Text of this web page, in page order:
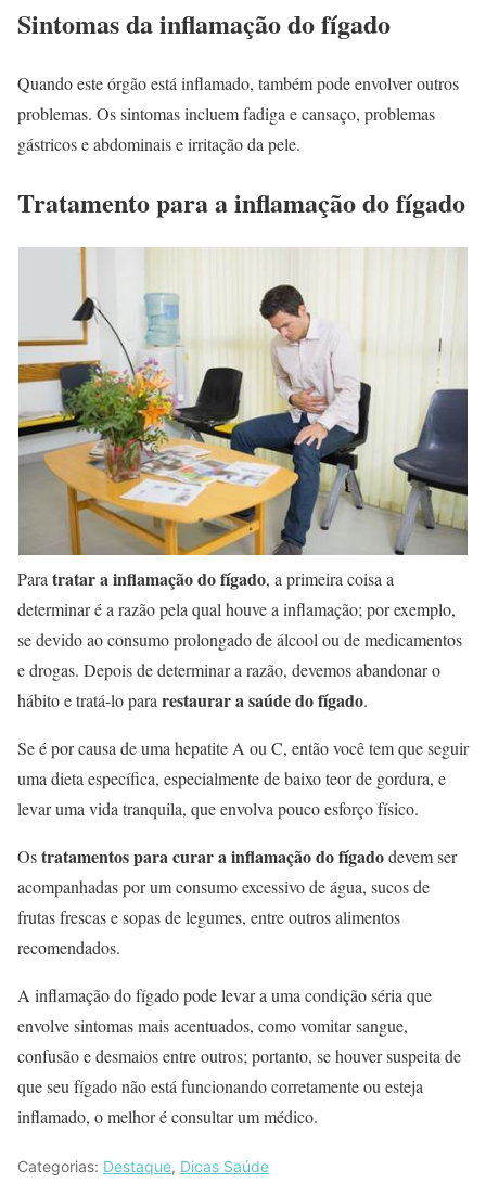
Sintomas da inflamação do fígado
Quando este órgão está inflamado, também pode envolver outros
problemas. Os sintomas incluem fadiga e cansaço, problemas
gástricos e abdominais e irritação da pele.
Tratamento para a inflamação do fígado
Para tratar a inflamação do fígado, a primeira coisa a
determinar é a razão pela qual houve a inflamação; por exemplo,
se devido ao consumo prolongado de álcool ou de medicamentos
e drogas. Depois de determinar a razão, devemos abandonar o
hábito e tratá-lo para restaurar a saúde do fígado.
Se é por causa de uma hepatite A ou C, então você tem que seguir
uma dieta específica, especialmente de baixo teor de gordura, e
levar uma vida tranquila, que envolva pouco esforço físico.
Ostratamentos para curar a inflamação do fígadodevem ser
acompanhadas por um consumo excessivo de água, sucos de
frutas frescas e sopas de legumes, entre outros alimentos
recomendados.
A inflamação do fígado pode levar a uma condição séria que
envolve sintomas mais acentuados, como vomitar sangue,
confusão e desmaios entre outros; portanto, se houver suspeita de
que seu fígado não está funcionando corretamente ou esteja
inflamado, o melhor é consultar um médico.
Categorias: Destaque, Dicas Saúde